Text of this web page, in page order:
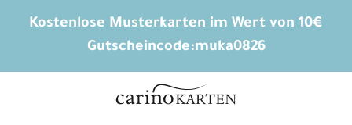
Kostenlose Musterkarten im Wert von 10€
Gutscheincode:muka0826